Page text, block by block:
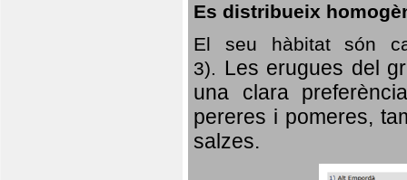
Es distribueix
El seu hàbitat són
3). Les erugues del
una clara
pereres i pomeres,
salzes.